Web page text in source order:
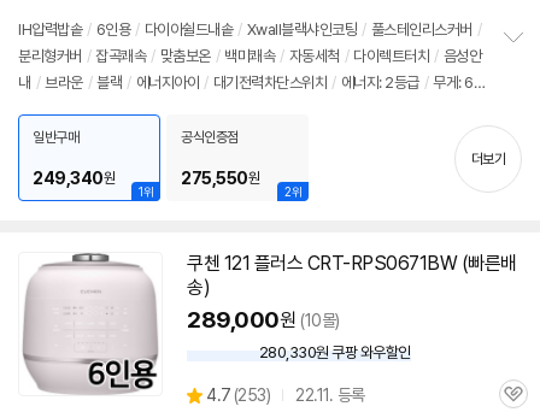
견
리
뷰
IH압력밥솥 / 6인용 / 다이아쉴드내솥 / Xwall블랙샤인코팅 / 풀스테인리스커버 /
분리형커버 / 잡곡쾌속 / 맞춤보온 / 백미쾌속 / 자동세척 / 다이렉트터치 / 음성안
내 / 브라운 / 블랙 / 에너지아이 / 대기전력차단스위치 / 에너지: 2등급 / 무게: 6.2
기
1위
일반구매
249,340원
2위
공식인증점
275,550원
더보기
쿠첸 121 플러스 CRT-RPS0671BW (빠른배
송)
289,000원 (10몰)
할
280,330원 쿠팡 와우할인
별
4.7 (상
253) 22.11. 등록
관